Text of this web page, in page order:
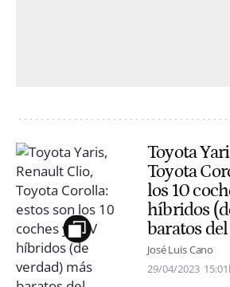
Toyota
Toyota
los 10
híbridos
baratos
José Luis Cano
29/04/2023